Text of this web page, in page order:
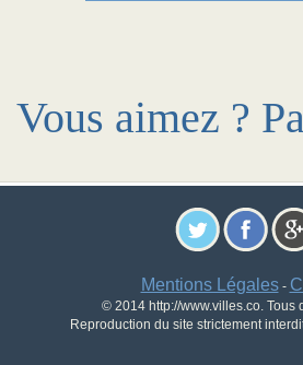
Vous aimez ?
Mentions Légales-
© 2014 http://www.villes.co. Tous
Reproduction du site strictement